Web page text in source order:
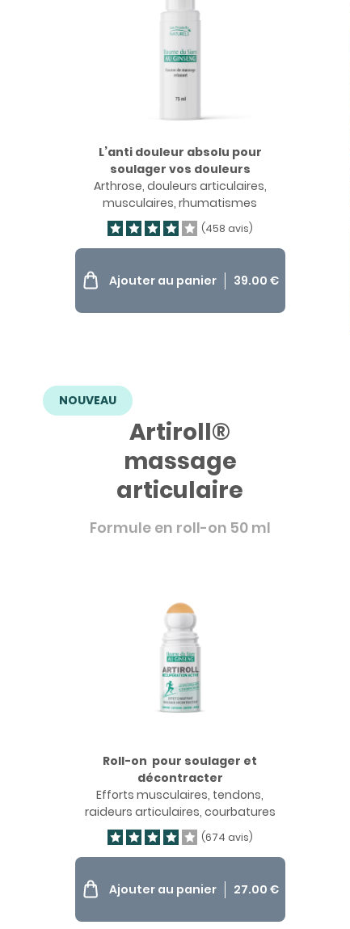
L’anti douleur absolu pour
soulager vos douleurs
Arthrose, douleurs articulaires,
musculaires, rhumatismes
(458 avis)
Ajouter au panier 39.00€
NOUVEAU
Artiroll®
massage
articulaire
Formule en roll-on 50 ml
Roll-on pour soulager et
décontracter
Efforts musculaires, tendons,
raideurs articulaires, courbatures
(674 avis)
Ajouter au panier 27.00€